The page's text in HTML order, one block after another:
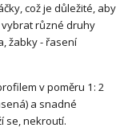
což je důležité, aby
různé druhy
žabky - řasení
v poměru 1: 2
a snadné
se, nekroutí.